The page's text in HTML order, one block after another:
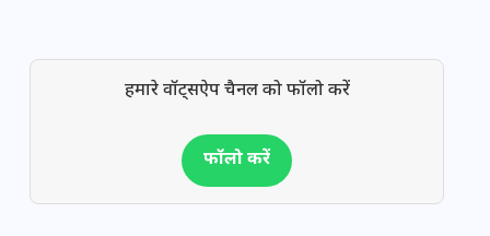
हमारे वॉट्सऐप चैनल को फॉलो करें
फॉलो करें